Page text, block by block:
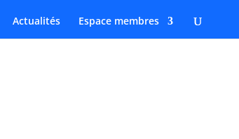
Actualités Espace membres